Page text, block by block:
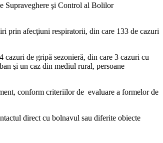
şi Control al Bolilor
tipuri de îmbolnăviri.
afecţiuni respiratorii, din care 133 de cazuri
de gripă sezonieră, din care 3 cazuri cu
şi un caz din mediul rural, persoane
conform criteriilor de evaluare a formelor de
direct cu bolnavul sau diferite obiecte